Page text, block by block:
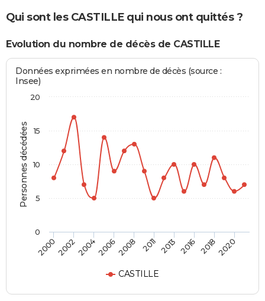
Qui sont les CASTILLE qui nous ont quittés ?
Evolution du nombre de décès de CASTILLE
Personnes décédées
Données exprimées en nombre de décès (source :
Insee)
CASTILLE
20002002200420062008 2011 2013 2016 20182020
0
5
10
15
20